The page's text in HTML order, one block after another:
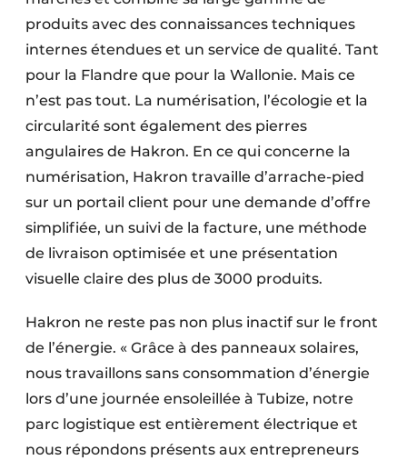
produits avec des connaissances techniques
internes étendues et un service de qualité. Tant
pour la Flandre que pour la Wallonie. Mais ce
n’est pas tout. La numérisation, l’écologie et la
circularité sont également des pierres
angulaires de Hakron. En ce qui concerne la
numérisation, Hakron travaille d’arrache-pied
sur un portail client pour une demande d’offre
simplifiée, un suivi de la facture, une méthode
de livraison optimisée et une présentation
visuelle claire des plus de 3000 produits.
Hakron ne reste pas non plus inactif sur le front
de l’énergie. « Grâce à des panneaux solaires,
nous travaillons sans consom­mation d’énergie
lors d’une journée ensoleillée à Tubize, notre
parc logi­stique est entièrement électrique et
nous répondons présents aux entre­preneurs